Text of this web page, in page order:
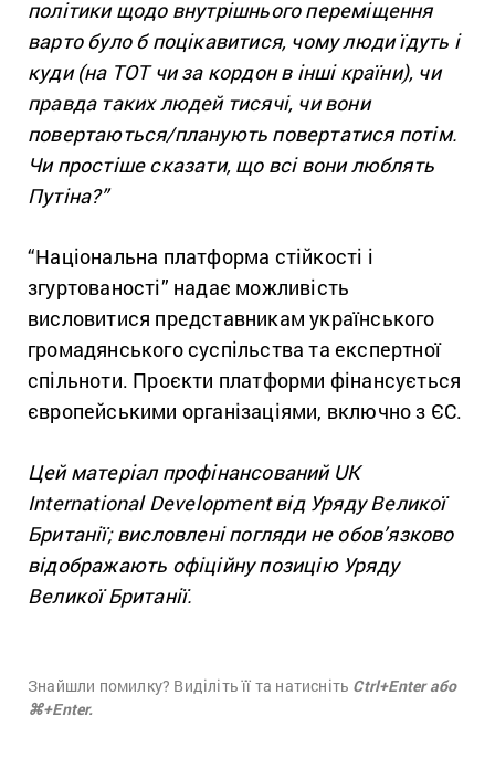
політики щодо внутрішнього переміщення
варто було б поцікавитися, чому люди їдуть і
куди (на ТОТ чи за кордон в інші країни), чи
правда таких людей тисячі, чи вони
повертаються/планують повертатися потім.
Чи простіше сказати, що всі вони люблять
Путіна?”
“Національна платформа стійкості і
згуртованості” надає можливість
висловитися представникам українського
громадянського суспільства та експертної
спільноти. Проєкти платформи фінансується
європейськими організаціями, включно з ЄС.
Цей матеріал профінансований UK
International Development від Уряду Великої
Британії; висловлені погляди не обов’язково
відображають офіційну позицію Уряду
Великої Британії.
Знайшли помилку? Виділіть її та натисніть Ctrl+Enter або
⌘+Enter.